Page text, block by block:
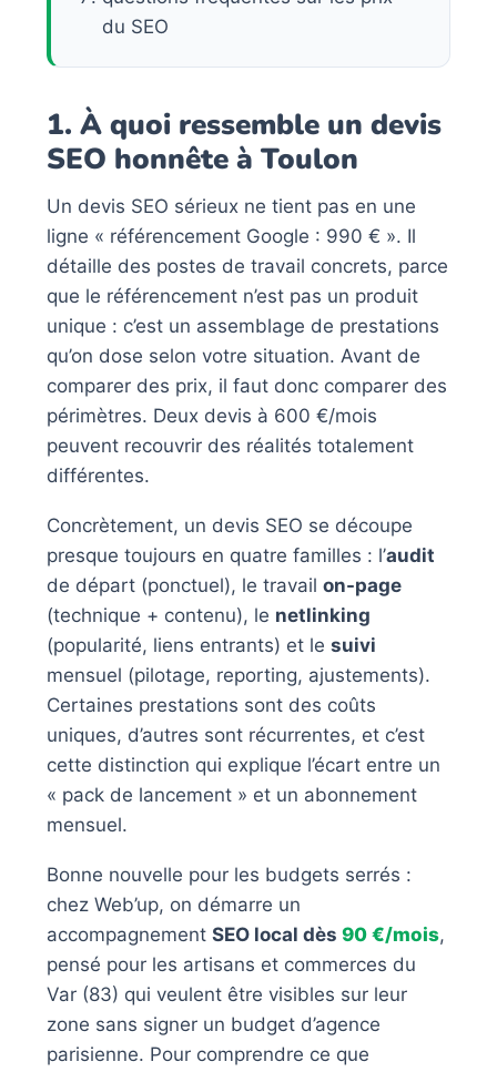
du SEO
1. À quoi ressemble un devis
SEO honnête à Toulon
Un devis SEO sérieux ne tient pas en une
ligne « référencement Google : 990 € ». Il
détaille des postes de travail concrets, parce
que le référencement n’est pas un produit
unique : c’est un assemblage de prestations
qu’on dose selon votre situation. Avant de
comparer des prix, il faut donc comparer des
périmètres. Deux devis à 600 €/mois
peuvent recouvrir des réalités totalement
différentes.
Concrètement, un devis SEO se découpe
presque toujours en quatre familles : l’audit
de départ (ponctuel), le travail on-page
(technique + contenu), le netlinking
(popularité, liens entrants) et le suivi
mensuel (pilotage, reporting, ajustements).
Certaines prestations sont des coûts
uniques, d’autres sont récurrentes, et c’est
cette distinction qui explique l’écart entre un
« pack de lancement » et un abonnement
mensuel.
Bonne nouvelle pour les budgets serrés :
chez Web’up, on démarre un
accompagnement SEO local dès 90 €/mois,
pensé pour les artisans et commerces du
Var (83) qui veulent être visibles sur leur
zone sans signer un budget d’agence
parisienne. Pour comprendre ce que